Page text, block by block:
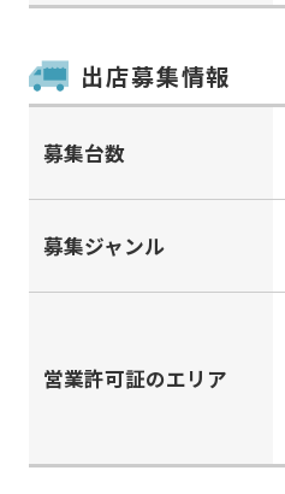
出店募集情報
募集台数
募集ジャンル
営業許可証のエリア